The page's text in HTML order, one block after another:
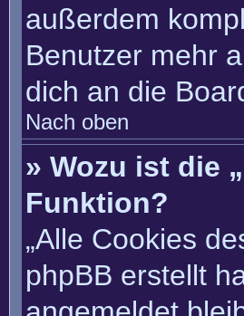
außerdem
Benutzer mehr
dich an die
Nach oben
» Wozu ist die
Funktion?
„Alle Cookies
phpBB erstellt